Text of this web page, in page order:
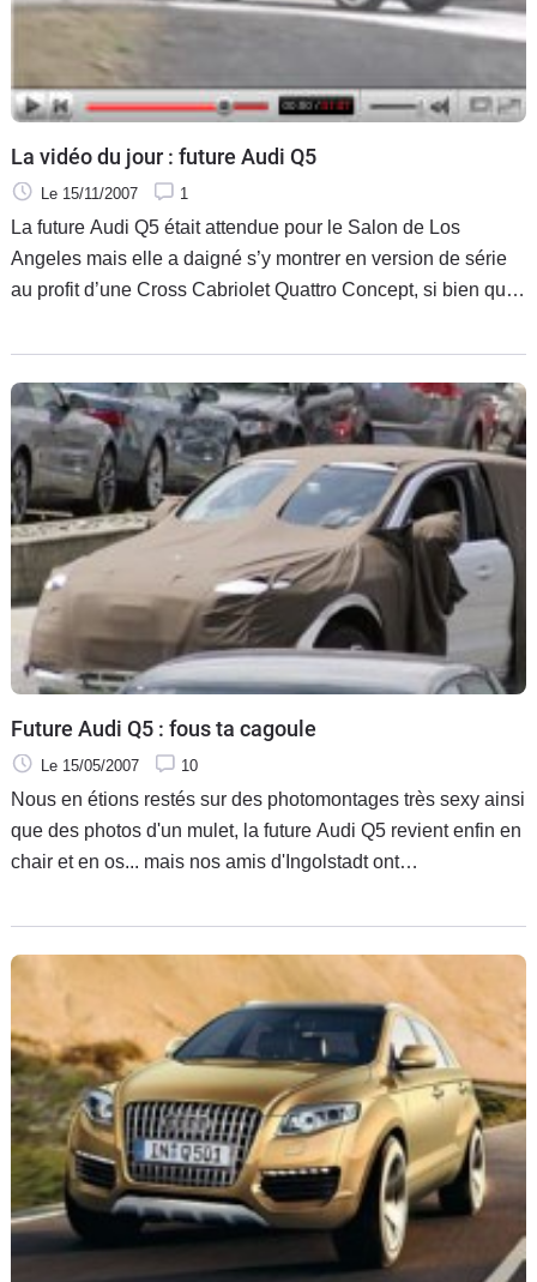
La vidéo du jour : future Audi Q5
Le 15/11/2007 1
La future Audi Q5 était attendue pour le Salon de Los
Angeles mais elle a daigné s’y montrer en version de série
au profit d’une Cross Cabriolet Quattro Concept, si bien que
Future Audi Q5 : fous ta cagoule
Le 15/05/2007 10
Nous en étions restés sur des photomontages très sexy ainsi
que des photos d'un mulet, la future Audi Q5 revient enfin en
chair et en os... mais nos amis d'Ingolstadt ont
ce proto d'une